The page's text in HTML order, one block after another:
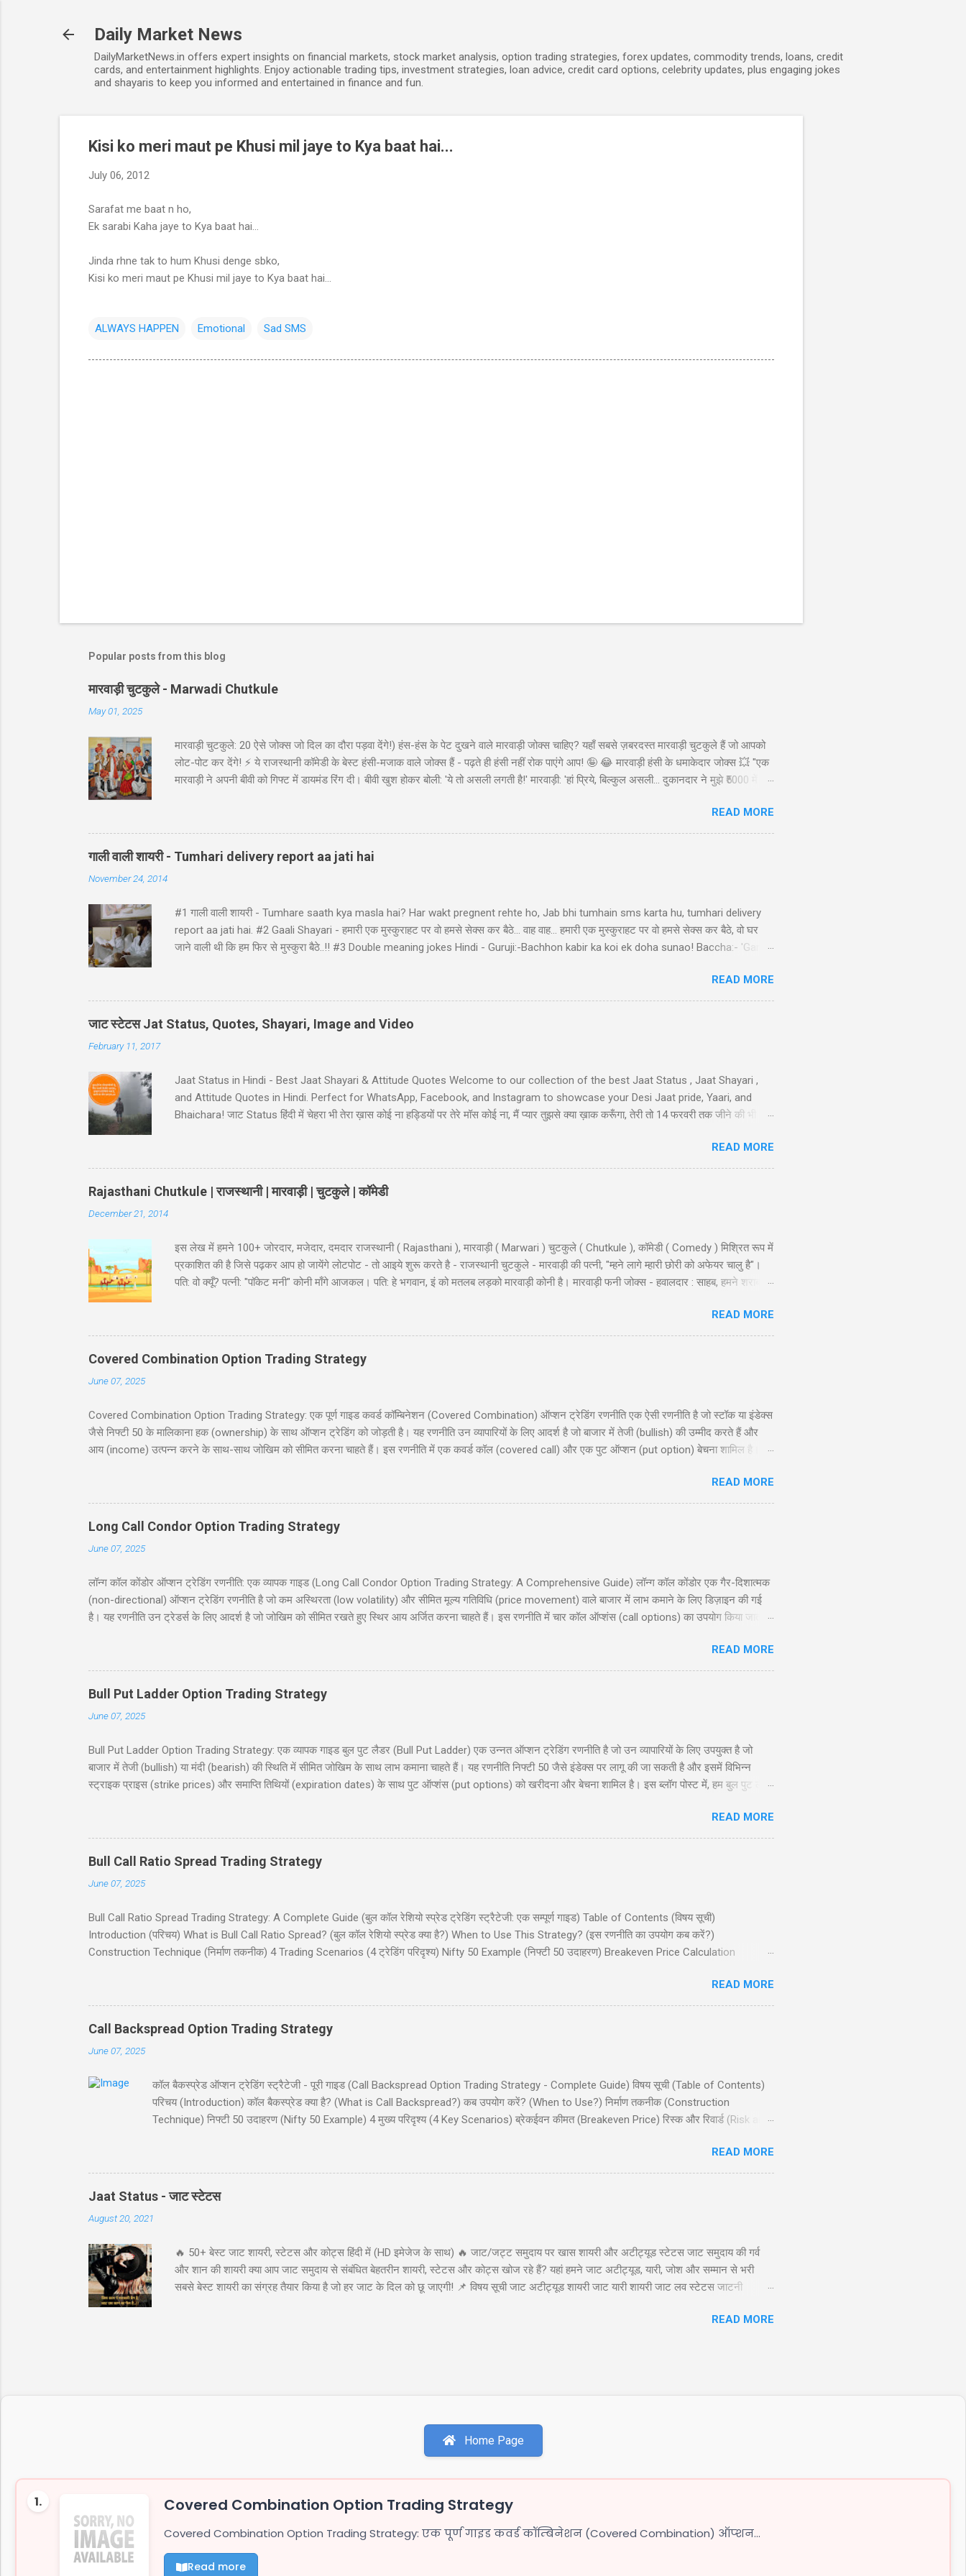
Daily Market News
DailyMarketNews.in offers expert insights on financial markets, stock market analysis, option trading strategies, forex updates, commodity trends, loans, credit
cards, and entertainment highlights. Enjoy actionable trading tips, investment strategies, loan advice, credit card options, celebrity updates, plus engaging jokes
and shayaris to keep you informed and entertained in finance and fun.
Kisi ko meri maut pe Khusi mil jaye to Kya baat hai...
July 06, 2012
Sarafat me baat n ho,
Ek sarabi Kaha jaye to Kya baat hai...
Jinda rhne tak to hum Khusi denge sbko,
Kisi ko meri maut pe Khusi mil jaye to Kya baat hai...
ALWAYS HAPPEN Emotional Sad SMS
Popular posts from this blog
मारवाड़ी चुटकुले - Marwadi Chutkule
May 01, 2025
मारवाड़ी चुटकुले: 20 ऐसे जोक्स जो दिल का दौरा पड़वा देंगे!) हंस-हंस के पेट दुखने वाले मारवाड़ी जोक्स चाहिए? यहाँ सबसे ज़बरदस्त मारवाड़ी चुटकुले हैं जो आपको
लोट-पोट कर देंगे! ⚡ ये राजस्थानी कॉमेडी के बेस्ट हंसी-मजाक वाले जोक्स हैं - पढ़ते ही हंसी नहीं रोक पाएंगे आप! 🤪 😂 मारवाड़ी हंसी के धमाकेदार जोक्स 💥 "एक
मारवाड़ी ने अपनी बीवी को गिफ्ट में डायमंड रिंग दी। बीवी खुश होकर बोली: 'ये तो असली लगती है!' मारवाड़ी: 'हां प्रिये, बिल्कुल असली... दुकानदार ने मुझे ₹5000 में
गाड़ी ₹5,000 में बेच दी! पापा: पर वो तो ₹50,000 की थी! बेटा: हां पापा, इसीलिए तो ₹10,000 कमाए... ₹45,000 तो मैंने अपने पास रख लिए! 😜" Copy "मारवाड़ी पति ने
पत्नी को ₹5000 दिए और कहा: 'प्रिये, इन पैसों से खुद के लिए कुछ खरीद...
READ MORE
गाली वाली शायरी - Tumhari delivery report aa jati hai
November 24, 2014
#1 गाली वाली शायरी - Tumhare saath kya masla hai? Har wakt pregnent rehte ho, Jab bhi tumhain sms karta hu, tumhari delivery
report aa jati hai. #2 Gaali Shayari - हमारी एक मुस्कुराहट पर वो हमसे सेक्स कर बैठे... वाह वाह... हमारी एक मुस्कुराहट पर वो हमसे सेक्स कर बैठे, वो घर
जाने वाली थी कि हम फिर से मुस्कुरा बैठे..!! #3 Double meaning jokes Hindi - Guruji:-Bachhon kabir ka koi ek doha sunao! Baccha:- 'Ganga
Hindi - Divorse ke baad husband: "bacha mera hai" Wife: wah ji wah! baratan mera,dudh mera thodasa nimbu kya nichod diya,
pura panir tera....chal nikal. #5 Gali Shayari - तुम आरजू तो करो मोहब्बत की, हम इतने भी गरीब नहीं कि... तुम आरजू तो करो मोहब्बत की, हम इतने भी गरीब
नहीं कि… कमरे का जुगाड़ भी ना कर सकें! #6 Gali wali shayari - Ishq k sahare jiya nahi karte, Gum k pyalo ko piya nahi ka...
READ MORE
जाट स्टेटस Jat Status, Quotes, Shayari, Image and Video
February 11, 2017
Jaat Status in Hindi - Best Jaat Shayari & Attitude Quotes Welcome to our collection of the best Jaat Status , Jaat Shayari ,
and Attitude Quotes in Hindi. Perfect for WhatsApp, Facebook, and Instagram to showcase your Desi Jaat pride, Yaari, and
Bhaichara! जाट Status हिंदी में चेहरा भी तेरा ख़ास कोई ना हड्डियों पर तेरे मॉस कोई ना, मैं प्यार तुझसे क्या ख़ाक करूँगा, तेरी तो 14 फरवरी तक जीने की भी
इतना किसी के बाप मेँ दम नही..!! 39-Jaat-Jat-Jatt !! Jaat Fan Status जिन कामा पै सरकारी बैन है, जाट उन कामा का फैन है..!! 40-Jaat-Jat-Jatt !!
Jaat Attitude Status अंदाज़ कुछ अलग सै हम जाटो...
READ MORE
Rajasthani Chutkule | राजस्थानी | मारवाड़ी | चुटकुले | कॉमेडी
December 21, 2014
इस लेख में हमने 100+ जोरदार, मजेदार, दमदार राजस्थानी ( Rajasthani ), मारवाड़ी ( Marwari ) चुटकुले ( Chutkule ), कॉमेडी ( Comedy ) मिश्रित रूप में
प्रकाशित की है जिसे पढ़कर आप हो जायेंगे लोटपोट - तो आइये शुरू करते है - राजस्थानी चुटकुले - मारवाड़ी की पत्नी, "म्हने लागे म्हारी छोरी को अफेयर चालु है"।
पति: वो क्यूँ? पत्नी: "पॉकेट मनी" कोनी माँगे आजकल। पति: हे भगवान, इं को मतलब लड़को मारवाड़ी कोनी है। मारवाड़ी फनी जोक्स - हवालदार : साहब, हमने शराब से
मारवाड़ी चुटकुले जोक्स - धणी- आज सजधज के कठे जा री से? लुगाई- आत्महत्या करणे जा री सुं धणी- तो इत्तो मेकअप क्यूँ करयो है लुगाई- काल अख़बार म्हें म्हारो
फोटू भी तो छपसी राजस्थानी कॉमेडी - स्कूल के निरीक्षण के लिए कुछ अधिकारी दिल्ली से गाँव की छोटी स्कूल में पहुंचे और निरिक्षण शुरू किया । निरीक्षक लड़कों से:
‘सावधान’। कोई हिला तक नहीं। निरीक्षक : ‘विश्राम’। सब वैस...
READ MORE
Covered Combination Option Trading Strategy
June 07, 2025
Covered Combination Option Trading Strategy: एक पूर्ण गाइड कवर्ड कॉम्बिनेशन (Covered Combination) ऑप्शन ट्रेडिंग रणनीति एक ऐसी रणनीति है जो स्टॉक या इंडेक्स
जैसे निफ्टी 50 के मालिकाना हक (ownership) के साथ ऑप्शन ट्रेडिंग को जोड़ती है। यह रणनीति उन व्यापारियों के लिए आदर्श है जो बाजार में तेजी (bullish) की उम्मीद करते हैं और
आय (income) उत्पन्न करने के साथ-साथ जोखिम को सीमित करना चाहते हैं। इस रणनीति में एक कवर्ड कॉल (covered call) और एक पुट ऑप्शन (put option) बेचना शामिल है।
सावधानियां शामिल हैं। यह पोस्ट नये और अनुभवी व्यापारियों के लिए उपयोगी होगी, जो सूचित निर्णय लेना चाहते हैं। हमारा उद्देश्य आपको इस रणनीति को समझने और इसे प्रभावी ढंग से लागू
करने में मदद करना है। सामग्री (Table of Contents) 1. परिचय (Introduction) 2. कवर्ड कॉम्बिनेशन क्या है? (What is Covered Combination?) ...
READ MORE
Long Call Condor Option Trading Strategy
June 07, 2025
लॉन्ग कॉल कोंडोर ऑप्शन ट्रेडिंग रणनीति: एक व्यापक गाइड (Long Call Condor Option Trading Strategy: A Comprehensive Guide) लॉन्ग कॉल कोंडोर एक गैर-दिशात्मक
(non-directional) ऑप्शन ट्रेडिंग रणनीति है जो कम अस्थिरता (low volatility) और सीमित मूल्य गतिविधि (price movement) वाले बाजार में लाभ कमाने के लिए डिज़ाइन की गई
है। यह रणनीति उन ट्रेडर्स के लिए आदर्श है जो जोखिम को सीमित रखते हुए स्थिर आय अर्जित करना चाहते हैं। इस रणनीति में चार कॉल ऑप्शंस (call options) का उपयोग किया जाता है,
देगी, जिसमें निफ्टी 50 इंडेक्स (Nifty 50 Index) का उदाहरण, रणनीति के चार परिदृश्य (scenarios), प्रवेश और निकास की योजना (entry and exit planning), जोखिम और लाभ
(risk and reward), और बहुत कुछ शामिल है। चाहे आप नौसिखिया हों या अनुभवी ट्रेडर, यह गाइड आपको इस रणनीति को समझने और लागू करने में मदद करेगी। ...
READ MORE
Bull Put Ladder Option Trading Strategy
June 07, 2025
Bull Put Ladder Option Trading Strategy: एक व्यापक गाइड बुल पुट लैडर (Bull Put Ladder) एक उन्नत ऑप्शन ट्रेडिंग रणनीति है जो उन व्यापारियों के लिए उपयुक्त है जो
बाजार में तेजी (bullish) या मंदी (bearish) की स्थिति में सीमित जोखिम के साथ लाभ कमाना चाहते हैं। यह रणनीति निफ्टी 50 जैसे इंडेक्स पर लागू की जा सकती है और इसमें विभिन्न
स्ट्राइक प्राइस (strike prices) और समाप्ति तिथियों (expiration dates) के साथ पुट ऑप्शंस (put options) को खरीदना और बेचना शामिल है। इस ब्लॉग पोस्ट में, हम बुल पुट लैडर
उपयोगी होगी, जो निफ्टी 50 इंडेक्स पर ट्रेडिंग में रुचि रखते हैं। हमारा उद्देश्य आपको इस रणनीति को समझने और लागू करने में मदद करना है ताकि आप सूचित निर्णय ले सकें। सामग्री
(Table of Contents) 1. परिचय (Introduction) 2. बुल पुट लैडर क्या है? (What is Bull Put Ladder?) 3. रणनीति का निर...
READ MORE
Bull Call Ratio Spread Trading Strategy
June 07, 2025
Bull Call Ratio Spread Trading Strategy: A Complete Guide (बुल कॉल रेशियो स्प्रेड ट्रेडिंग स्ट्रैटेजी: एक सम्पूर्ण गाइड) Table of Contents (विषय सूची)
Introduction (परिचय) What is Bull Call Ratio Spread? (बुल कॉल रेशियो स्प्रेड क्या है?) When to Use This Strategy? (इस रणनीति का उपयोग कब करें?)
Construction Technique (निर्माण तकनीक) 4 Trading Scenarios (4 ट्रेडिंग परिदृश्य) Nifty 50 Example (निफ्टी 50 उदाहरण) Breakeven Price Calculation
(निष्कर्ष) Disclaimer (अस्वीकरण) Introduction (परिचय) बुल कॉल रेशियो स्प्रेड (Bull Call Ratio Spread) एक उन्नत ऑप्शन ट्रेडिंग रणनीति है जो मध्यम बुलिश (bullish) मार्केट
व्यू (view) वाले ट्रेडर्स के लिए आदर्श है। यह रणनीति दो कॉल ऑप्शन खरीदने और एक कॉल ऑप्शन बेचने का संयोजन है, ...
READ MORE
Call Backspread Option Trading Strategy
June 07, 2025
कॉल बैकस्प्रेड ऑप्शन ट्रेडिंग स्ट्रैटेजी - पूरी गाइड (Call Backspread Option Trading Strategy - Complete Guide) विषय सूची (Table of Contents)
परिचय (Introduction) कॉल बैकस्प्रेड क्या है? (What is Call Backspread?) कब उपयोग करें? (When to Use?) निर्माण तकनीक (Construction
Technique) निफ्टी 50 उदाहरण (Nifty 50 Example) 4 मुख्य परिदृश्य (4 Key Scenarios) ब्रेकईवन कीमत (Breakeven Price) रिस्क और रिवार्ड (Risk and
परिचय (Introduction) कॉल बैकस्प्रेड (Call Backspread) एक उन्नत ऑप्शन ट्रेडिंग स्ट्रैटेजी है जो तेजी (bullish) के दृष्टिकोण वाले ट्रेडर्स के लिए उपयुक्त है,
विशेष रूप से जब आपको बाजार में बड़ी उछाल (big move) की संभावना दिखाई देती है। यह स्ट्रैटेजी कम लागत पर असीमित लाभ (unlimited profit potential) की
संभावना प्रद...
READ MORE
Jaat Status - जाट स्टेटस
August 20, 2021
🔥 50+ बेस्ट जाट शायरी, स्टेटस और कोट्स हिंदी में (HD इमेजेज के साथ) 🔥 जाट/जट्ट समुदाय पर खास शायरी और अटीट्यूड स्टेटस जाट समुदाय की गर्व
और शान की शायरी क्या आप जाट समुदाय से संबंधित बेहतरीन शायरी, स्टेटस और कोट्स खोज रहे हैं? यहां हमने जाट अटीट्यूड, यारी, जोश और सम्मान से भरी
सबसे बेस्ट शायरी का संग्रह तैयार किया है जो हर जाट के दिल को छू जाएगी! 📌 विषय सूची जाट अटीट्यूड शायरी जाट यारी शायरी जाट लव स्टेटस जाटनी
के लिये तुफान है जाट, तभी तो दुनिया कहती है बाप रे खतरनाक है जाट..!!" इस शायरी को शेयर करें: WhatsApp Facebook Twitter 2. जाट अटीट्यूड स्टेटस
READ MORE
Home Page
1. Covered Combination Option Trading Strategy
Covered Combination Option Trading Strategy: एक पूर्ण गाइड कवर्ड कॉम्बिनेशन (Covered Combination) ऑप्शन...
Read more